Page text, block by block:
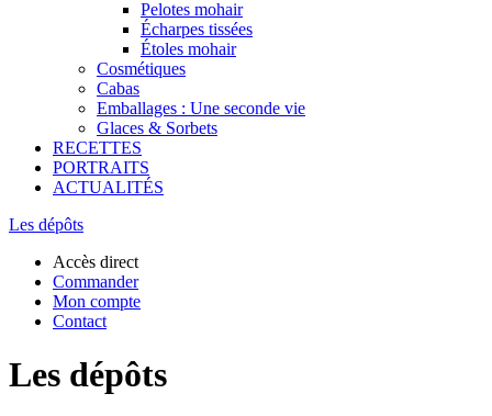
Pelotes mohair
Écharpes tissées
Étoles mohair
Cosmétiques
Cabas
Emballages : Une seconde vie
Glaces & Sorbets
RECETTES
PORTRAITS
ACTUALITÉS
Les dépôts
Accès direct
Commander
Mon compte
Contact
Les dépôts